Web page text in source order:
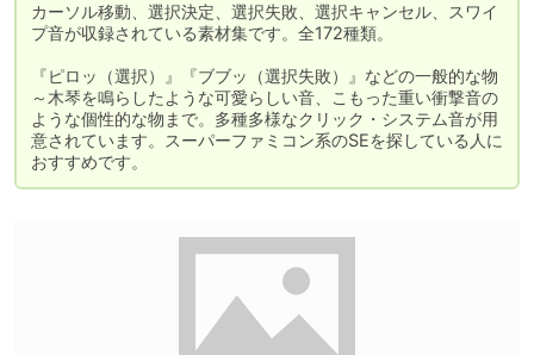
カーソル移動、選択決定、選択失敗、選択キャンセル、スワイ
プ音が収録されている素材集です。全172種類。
『ピロッ（選択）』『ブブッ（選択失敗）』などの一般的な物
～木琴を鳴らしたような可愛らしい音、こもった重い衝撃音の
ような個性的な物まで。多種多様なクリック・システム音が用
意されています。スーパーファミコン系のSEを探している人に
おすすめです。